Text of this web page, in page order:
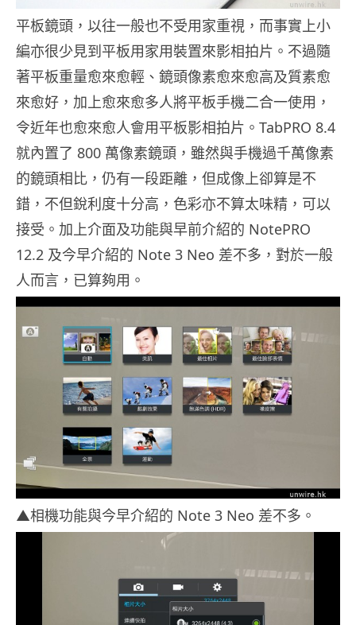
平板鏡頭，以往一般也不受用家重視，而事實上小
編亦很少見到平板用家用裝置來影相拍片。不過隨
著平板重量愈來愈輕、鏡頭像素愈來愈高及質素愈
來愈好，加上愈來愈多人將平板手機二合一使用，
令近年也愈來愈人會用平板影相拍片。TabPRO 8.4
就內置了 800 萬像素鏡頭，雖然與手機過千萬像素
的鏡頭相比，仍有一段距離，但成像上卻算是不
錯，不但銳利度十分高，色彩亦不算太味精，可以
接受。加上介面及功能與早前介紹的 NotePRO
12.2 及今早介紹的 Note 3 Neo 差不多，對於一般
人而言，已算夠用。
▲相機功能與今早介紹的 Note 3 Neo 差不多。